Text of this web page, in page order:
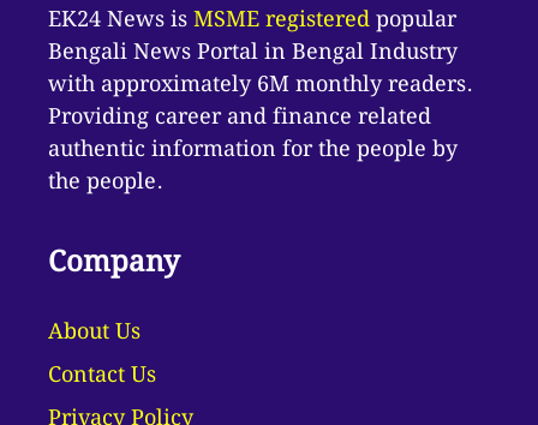
EK24 News isMSME registeredpopular
Bengali News Portal in Bengal Industry
with approximately 6M monthly readers.
Providing career and finance related
authentic information for the people by
the people.
Company
About Us
Contact Us
Privacy Policy